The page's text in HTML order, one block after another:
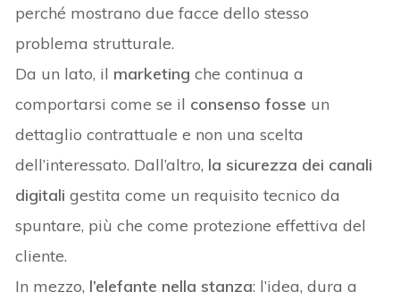
perché mostrano due facce dello stesso
problema strutturale.
Da un lato, il marketingche continua a
comportarsi come se il consenso fosse un
dettaglio contrattuale e non una scelta
dell’interessato. Dall’altro, la sicurezza dei canali
digitaligestita come un requisito tecnico da
spuntare, più che come protezione effettiva del
cliente.
In mezzo, l’elefante nella stanza: l’idea, dura a